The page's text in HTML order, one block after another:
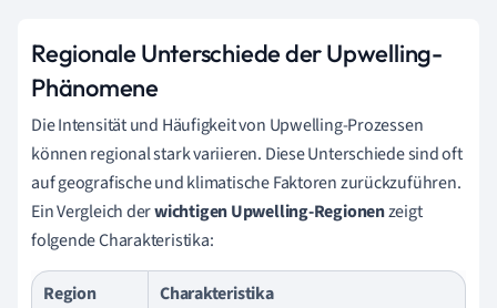
Regionale Unterschiede der Upwelling-
Phänomene
Die Intensität und Häufigkeit von Upwelling-Prozessen
können regional stark variieren. Diese Unterschiede sind oft
auf geografische und klimatische Faktoren zurückzuführen.
Ein Vergleich derwichtigen Upwelling-Regionenzeigt
folgende Charakteristika:
Region
Charakteristika